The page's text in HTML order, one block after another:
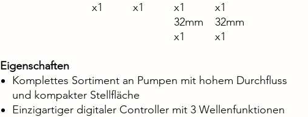
x1
x1
x1
32mm
x1
x1
32mm
x1
Eigenschaften
Komplettes Sortiment an Pumpen mit hohem Durchfluss
und kompakter Stellfläche
Einzigartiger digitaler Controller mit 3 Wellenfunktionen